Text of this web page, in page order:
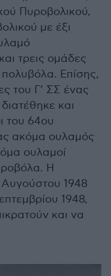
Πυροβολικού,
με έξι
τρεις ομάδες
Επίσης,
του Γ’ ΣΣ ένας
και
του 64ου
ακόμα ουλαμός
ουλαμοί
Η
Αυγούστου 1948
1948,
και να